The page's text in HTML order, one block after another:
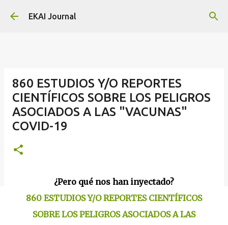
EKAI Journal
860 ESTUDIOS Y/O REPORTES
CIENTÍFICOS SOBRE LOS PELIGROS
ASOCIADOS A LAS "VACUNAS"
COVID-19
¿Pero qué nos han inyectado?
860 ESTUDIOS Y/O REPORTES CIENTÍFICOS
SOBRE LOS PELIGROS ASOCIADOS A LAS